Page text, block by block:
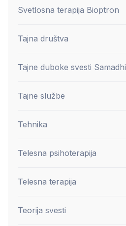
Svetlosna terapija Bioptron
Tajna društva
Tajne duboke svesti Samadhi
Tajne službe
Tehnika
Telesna psihoterapija
Telesna terapija
Teorija svesti